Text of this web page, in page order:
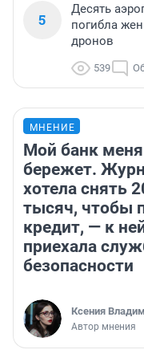
5
Десять
погибла
дронов
539
МНЕНИЕ
Мой банк меня
бережет.
хотела снять
тысяч, чтобы
кредит, — к
приехала
безопасности
Ксения
Автор мнения